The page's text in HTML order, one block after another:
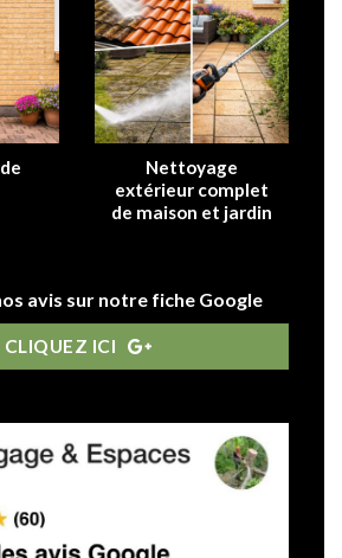
Nettoyage
extérieur complet
de maison et jardin
avis sur notre fiche Google
CLIQUEZ ICI